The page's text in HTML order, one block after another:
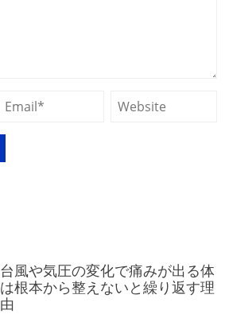
台風や気圧の変化で痛みが出る体
は根本から整えないと繰り返す理
由